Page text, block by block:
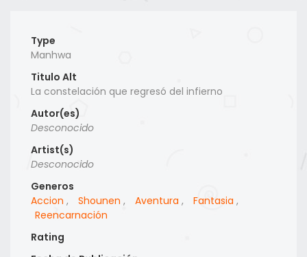
Type
Manhwa
Titulo Alt
La constelación que regresó del infierno
Autor(es)
Desconocido
Artist(s)
Desconocido
Generos
Accion , Shounen , Aventura , Fantasia ,
Reencarnación
Rating